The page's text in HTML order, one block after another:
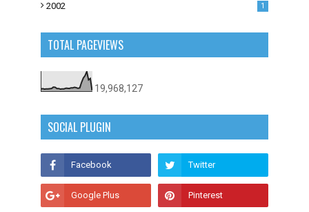
2002 1
TOTAL PAGEVIEWS
19,968,127
SOCIAL PLUGIN